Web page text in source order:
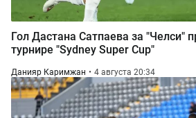
Гол Дастана Сатпаева за "Челси"
турнире "Sydney Super Cup"
Данияр Каримжан 4 августа 20:34